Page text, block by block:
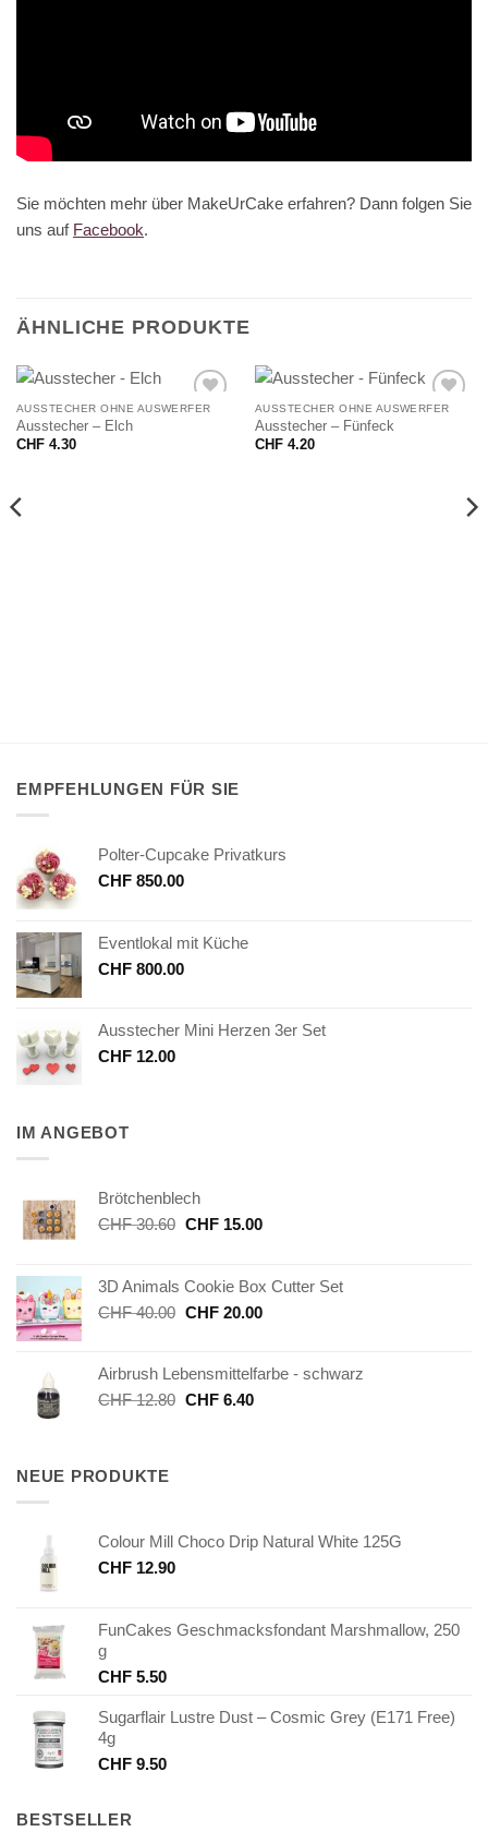
Sie möchten mehr über MakeUrCake erfahren? Dann folgen Sie
uns auf Facebook.
ÄHNLICHE PRODUKTE
AUSSTECHER OHNE AUSWERFER
Ausstecher – Elch
CHF4.30
AUSSTECHER OHNE AUSWERFER
Ausstecher – Fünfeck
CHF4.20
EMPFEHLUNGEN FÜR SIE
Polter-Cupcake Privatkurs
CHF 850.00
Eventlokal mit Küche
CHF 800.00
Ausstecher Mini Herzen 3er Set
CHF 12.00
IM ANGEBOT
Brötchenblech
CHF30.60 Ursprünglicher
CHF 30.60
CHF15.00Aktueller
CHF 15.00.
3D Animals Cookie Box Cutter Set
CHF40.00 Ursprünglicher
CHF 40.00
CHF20.00Aktueller
CHF 20.00.
Airbrush Lebensmittelfarbe - schwarz
CHF12.80 Ursprünglicher
CHF6.40Aktueller
NEUE PRODUKTE
Colour Mill Choco Drip Natural White 125G
CHF 12.90
FunCakes Geschmacksfondant Marshmallow, 250
g
CHF 5.50
Sugarflair Lustre Dust – Cosmic Grey (E171 Free)
4g
CHF 9.50
BESTSELLER